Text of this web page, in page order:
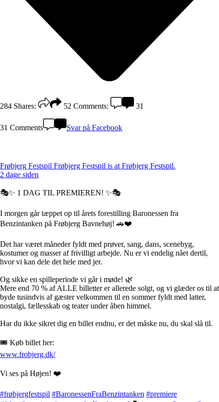
284 Shares: 52 Comments: 31
31 Comments Svar på Facebook
Frøbjerg Festspil Frøbjerg Festspil is at Frøbjerg Festspil.
2 dage siden
🎭✨ 1 DAG TIL PREMIEREN! ✨🎭
I morgen går tæppet op til årets forestilling Baronessen fra
Benzintanken på Frøbjerg Bavnehøj! 🚗❤️
Det har været måneder fyldt med prøver, sang, dans, scenebyg,
kostumer og masser af frivilligt arbejde. Nu er vi endelig nået dertil,
hvor vi kan dele det hele med jer.
Og sikke en spilleperiode vi går i møde! 🌿
Mere end 70 % af ALLE billetter er allerede solgt, og vi glæder os til at
byde tusindvis af gæster velkommen til en sommer fyldt med latter,
nostalgi, fællesskab og teater under åben himmel.
Har du ikke sikret dig en billet endnu, er det måske nu, du skal slå til.
🎟️ Køb billet her:
www.frobjerg.dk/
Vi ses på Højen! ❤️
#frøbjergfestspil #BaronessenFraBenzintanken #premiere